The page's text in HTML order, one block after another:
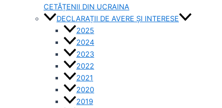
CETĂȚENII DIN UCRAINA
DECLARAȚII DE AVERE ȘI INTERESE
2025
2024
2023
2022
2021
2020
2019